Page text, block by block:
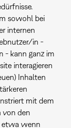
sowohl bei
internen
in -
- kann ganz im
interagieren
Inhalten
mit dem
von den
etwa wenn